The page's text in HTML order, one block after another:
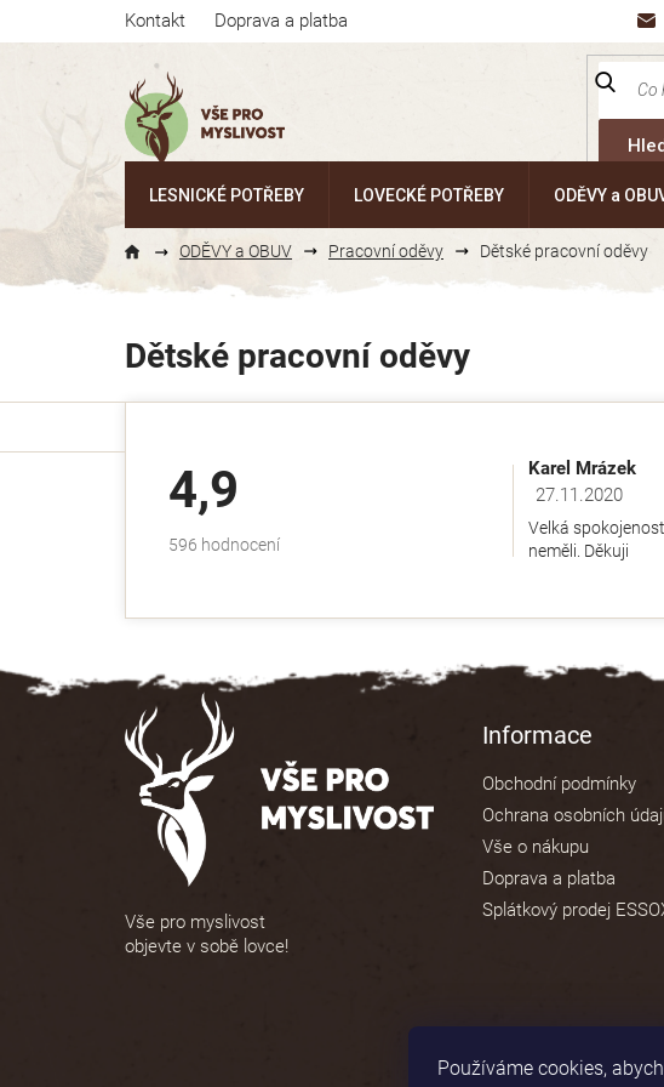
Používáme cookies,
Kontakt Doprava a platba
LESNICKÉ POTŘEBY LOVECKÉ POTŘEBY ODĚVY a
ODĚVY a OBUV Pracovní oděvy Dětské pracovní oděvy
Dětské pracovní oděvy
4,9
Průměrné
5
hvězdiček.
596 hodnocení
Karel Mrázek
Hodnocení
27.11.2020
Velká
neměli. Děkuji
Vše pro myslivost
objevte v sobě lovce!
Informace
Obchodní podmínky
Ochrana osobních
Vše o nákupu
Doprava a platba
Splátkový prodej